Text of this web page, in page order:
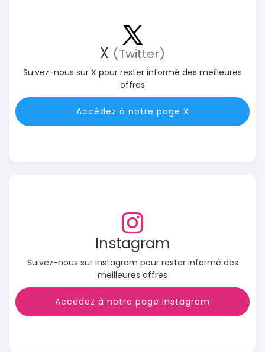
X (Twitter)
Suivez-nous sur X pour rester informé des meilleures
offres
Accédez à notre page X
Instagram
Suivez-nous sur Instagram pour rester informé des
meilleures offres
Accédez à notre page Instagram